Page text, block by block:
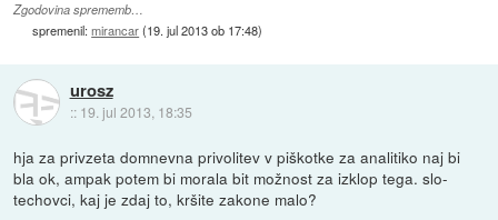
Zgodovina sprememb…
spremenil:mirancar(19. jul 2013 ob 17:48)
urosz
:: 19. jul 2013, 18:35
hja za privzeta domnevna privolitev v piškotke za analitiko naj bi
bla ok, ampak potem bi morala bit možnost za izklop tega. slo-
techovci, kaj je zdaj to, kršite zakone malo?